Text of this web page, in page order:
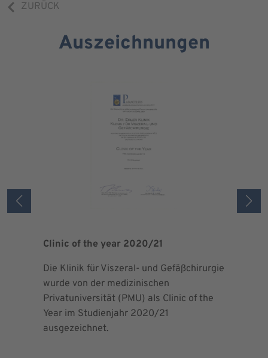
ZURÜCK
Auszeichnungen
Clinic of the year 2020/21
Die Klinik für Viszeral- und Gefäßchirurgie
wurde von der medizinischen
Privatuniversität (PMU) als Clinic of the
Year im Studienjahr 2020/21
ausgezeichnet.